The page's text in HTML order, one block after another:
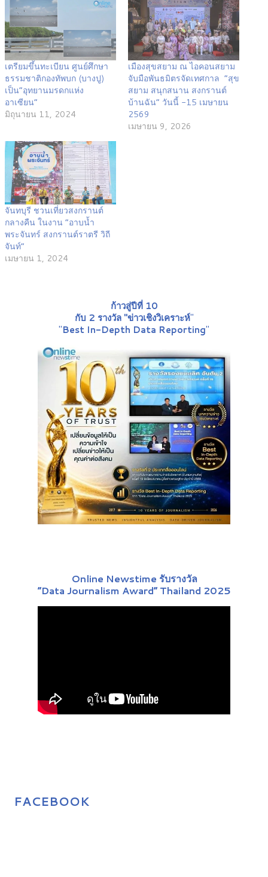
​เตรียมขึ้นทะเบียน ศูนย์ศึกษา
ธรรมชาติกองทัพบก (บางปู)
เป็น”อุทยานมรดกแห่ง
อาเซียน”
มิถุนายน 11, 2024
เมืองสุขสยาม ณ ไอคอนสยาม
จับมือพันธมิตรจัดเทศกาล “สุข
สยาม สนุกสนาน สงกรานต์
บ้านฉัน” วันนี้ -15 เมษายน
2569
เมษายน 9, 2026
จันทบุรี ชวนเที่ยวสงกรานต์
กลางคืน ในงาน “อาบน้ำ
พระจันทร์ สงกรานต์ราตรี วิถี
จันท์”
เมษายน 1, 2024
ก้าวสู่ปีที่ 10
กับ 2 รางวัล "ข่าวเชิงวิเคราะห์"
"Best In-Depth Data Reporting"
Online Newstime รับรางวัล
“Data Journalism Award” Thailand 2025
FACEBOOK